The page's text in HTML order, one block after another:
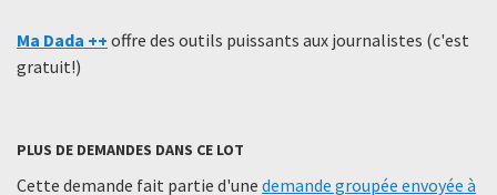
Ma Dada ++ offre des outils puissants aux journalistes (c'est
gratuit!)
PLUS DE DEMANDES DANS CE LOT
Cette demande fait partie d'une demande groupée envoyée à